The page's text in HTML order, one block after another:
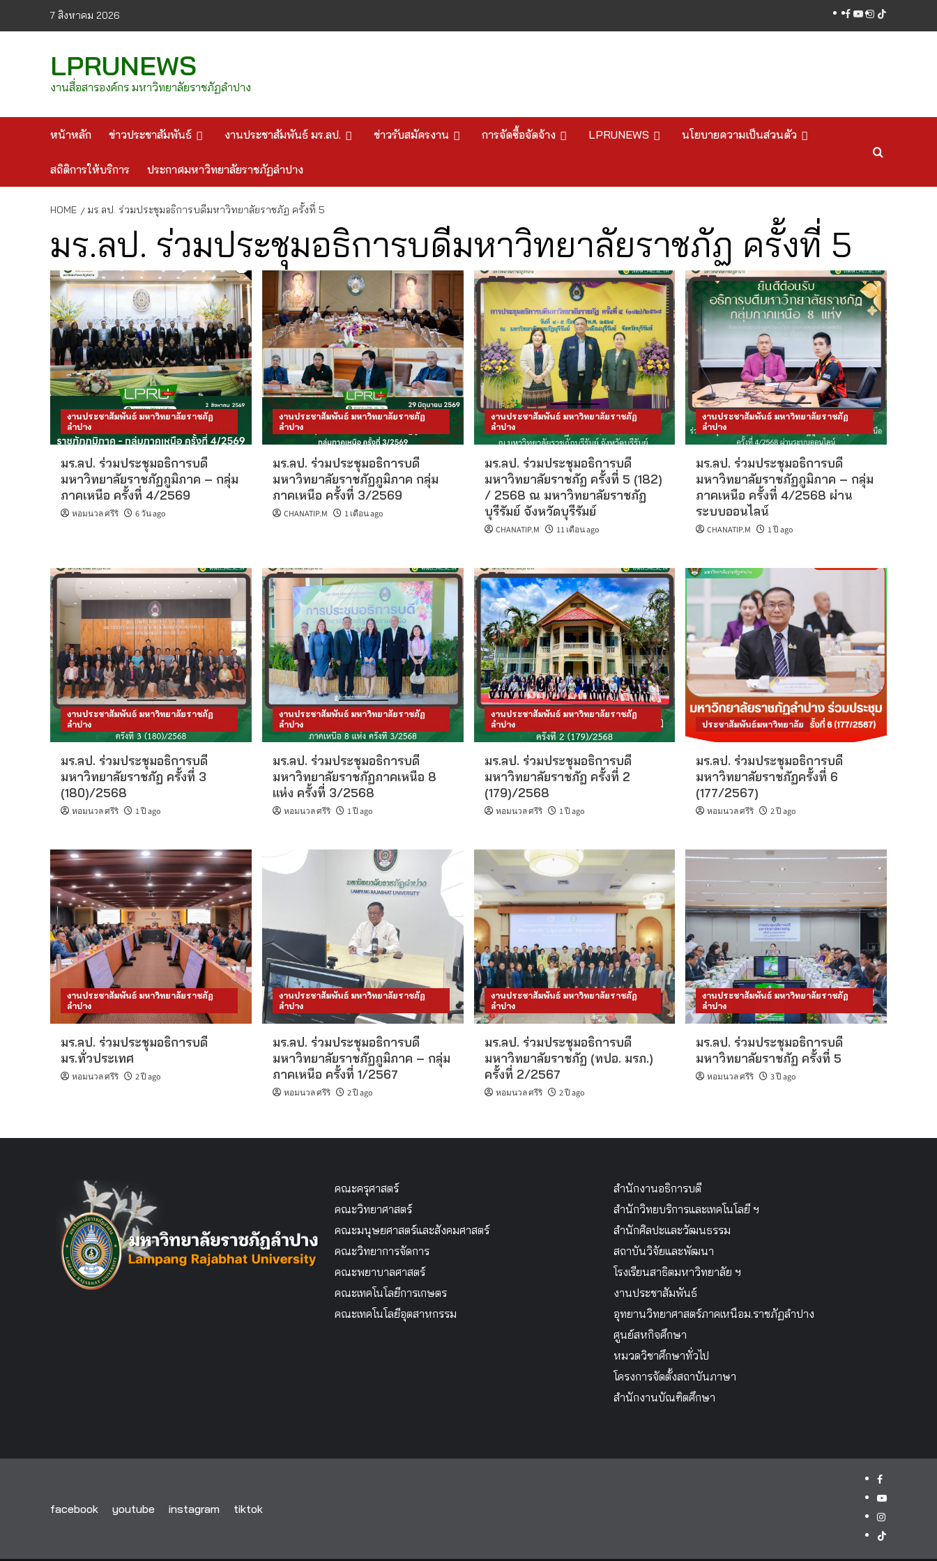
7 สิงหาคม 2026 facebook
youtube
instagram
tiktok
LPRUNEWS
งานสื่อสารองค์กร มหาวิทยาลัยราชภัฏลำปาง
หน้าหลัก ข่าวประชาสัมพันธ์ งานประชาสัมพันธ์ มร.ลป. ข่าวรับสมัครงาน การจัดซื้อจัดจ้าง LPRUNEWS นโยบายความเป็นส่วนตัว
สถิติการให้บริการ ประกาศมหาวิทยาลัยราชภัฏลำปาง
HOME มร.ลป. ร่วมประชุมอธิการบดีมหาวิทยาลัยราชภัฏ ครั้งที่ 5
มร.ลป. ร่วมประชุมอธิการบดีมหาวิทยาลัยราชภัฏ ครั้งที่ 5
งานประชาสัมพันธ์ มหาวิทยาลัยราชภัฏ
ลำปาง
มร.ลป. ร่วมประชุมอธิการบดี
มหาวิทยาลัยราชภัฏภูมิภาค – กลุ่ม
ภาคเหนือ ครั้งที่ 4/2569
หอมนวล ศรีริ 6 วัน ago
งานประชาสัมพันธ์ มหาวิทยาลัยราชภัฏ
ลำปาง
มร.ลป. ร่วมประชุมอธิการบดี
มหาวิทยาลัยราชภัฏภูมิภาค กลุ่ม
ภาคเหนือ ครั้งที่ 3/2569
CHANATIP.M 1 เดือน ago
งานประชาสัมพันธ์ มหาวิทยาลัยราชภัฏ
ลำปาง
มร.ลป. ร่วมประชุมอธิการบดี
มหาวิทยาลัยราชภัฏ ครั้งที่ 5 (182)
/ 2568 ณ มหาวิทยาลัยราชภัฏ
บุรีรัมย์ จังหวัดบุรีรัมย์
CHANATIP.M 11 เดือน ago
งานประชาสัมพันธ์ มหาวิทยาลัยราชภัฏ
ลำปาง
มร.ลป. ร่วมประชุมอธิการบดี
มหาวิทยาลัยราชภัฏภูมิภาค – กลุ่ม
ภาคเหนือ ครั้งที่ 4/2568 ผ่าน
ระบบออนไลน์
CHANATIP.M 1 ปี ago
งานประชาสัมพันธ์ มหาวิทยาลัยราชภัฏ
ลำปาง
มร.ลป. ร่วมประชุมอธิการบดี
มหาวิทยาลัยราชภัฏ ครั้งที่ 3
(180)/2568
หอมนวล ศรีริ 1 ปี ago
งานประชาสัมพันธ์ มหาวิทยาลัยราชภัฏ
ลำปาง
มร.ลป. ร่วมประชุมอธิการบดี
มหาวิทยาลัยราชภัฏภาคเหนือ 8
แห่ง ครั้งที่ 3/2568
หอมนวล ศรีริ 1 ปี ago
งานประชาสัมพันธ์ มหาวิทยาลัยราชภัฏ
ลำปาง
มร.ลป. ร่วมประชุมอธิการบดี
มหาวิทยาลัยราชภัฏ ครั้งที่ 2
(179)/2568
หอมนวล ศรีริ 1 ปี ago
ประชาสัมพันธ์มหาวิทยาลัย
มร.ลป. ร่วมประชุมอธิการบดี
มหาวิทยาลัยราชภัฏครั้งที่ 6
(177/2567)
หอมนวล ศรีริ 2 ปี ago
งานประชาสัมพันธ์ มหาวิทยาลัยราชภัฏ
ลำปาง
มร.ลป. ร่วมประชุมอธิการบดี
มร.ทั่วประเทศ
หอมนวล ศรีริ 2 ปี ago
งานประชาสัมพันธ์ มหาวิทยาลัยราชภัฏ
ลำปาง
มร.ลป. ร่วมประชุมอธิการบดี
มหาวิทยาลัยราชภัฏภูมิภาค – กลุ่ม
ภาคเหนือ ครั้งที่ 1/2567
หอมนวล ศรีริ 2 ปี ago
งานประชาสัมพันธ์ มหาวิทยาลัยราชภัฏ
ลำปาง
มร.ลป. ร่วมประชุมอธิการบดี
มหาวิทยาลัยราชภัฏ (ทปอ. มรภ.)
ครั้งที่ 2/2567
หอมนวล ศรีริ 2 ปี ago
งานประชาสัมพันธ์ มหาวิทยาลัยราชภัฏ
ลำปาง
มร.ลป. ร่วมประชุมอธิการบดี
มหาวิทยาลัยราชภัฏ ครั้งที่ 5
หอมนวล ศรีริ 3 ปี ago
คณะครุศาสตร์
คณะวิทยาศาสตร์
คณะมนุษยศาสตร์และสังคมศาสตร์
คณะวิทยาการจัดการ
คณะพยาบาลศาสตร์
คณะเทคโนโลยีการเกษตร
คณะเทคโนโลยีอุตสาหกรรม
สำนักงานอธิการบดี
สำนักวิทยบริการและเทคโนโลยี ฯ
สำนักศิลปะและวัฒนธรรม
สถาบันวิจัยและพัฒนา
โรงเรียนสาธิตมหาวิทยาลัย ฯ
งานประชาสัมพันธ์
อุทยานวิทยาศาสตร์ภาคเหนือม.ราชภัฏลำปาง
ศูนย์สหกิจศึกษา
หมวดวิชาศึกษาทั่วไป
โครงการจัดตั้งสถาบันภาษา
สำนักงานบัณฑิตศึกษา
facebook youtube instagram tiktok
facebook
youtube
instagram
tiktok